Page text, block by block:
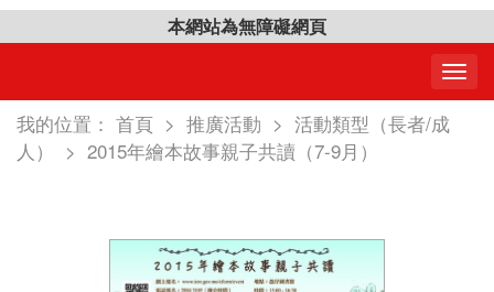
本網站為無障礙網頁
我的位置： 首頁 > 推廣活動 > 活動類型（長者/成
人）
> 2015年繪本故事親子共讀（7-9月）